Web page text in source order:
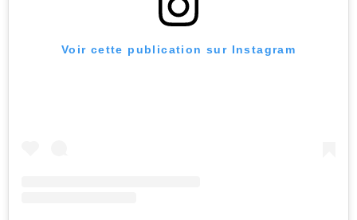
Voir cette publication sur Instagram